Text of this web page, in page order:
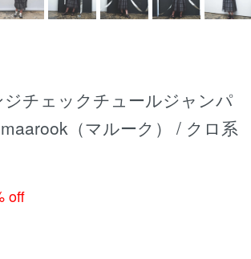
チェックチュールジャンパ
（マルーク） / クロ系
off